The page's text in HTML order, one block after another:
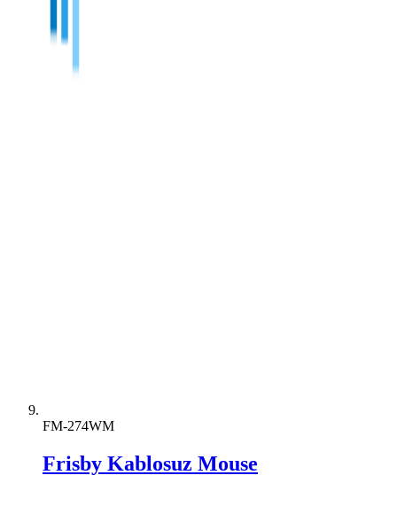
FM-274WM
Frisby Kablosuz Mouse